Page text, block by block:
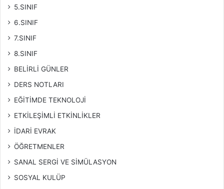
5.SINIF
6.SINIF
7.SINIF
8.SINIF
BELİRLİ GÜNLER
DERS NOTLARI
EĞİTİMDE TEKNOLOJİ
ETKİLEŞİMLİ ETKİNLİKLER
İDARİ EVRAK
ÖĞRETMENLER
SANAL SERGİ VE SİMÜLASYON
SOSYAL KULÜP